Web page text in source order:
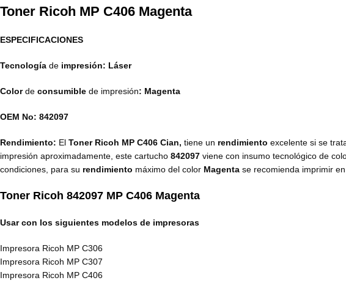
Toner Ricoh MP C406 Magenta
ESPECIFICACIONES
Tecnología de impresión: Láser
Colorde consumible de impresión: Magenta
OEM No: 842097
Rendimiento: El Toner Ricoh MP C406 Cian, tiene un rendimiento excelente si se
impresión aproximadamente, este cartucho 842097 viene con insumo tecnológico de
condiciones, para su rendimiento máximo del color Magenta se recomienda imprimir
Toner Ricoh 842097 MP C406 Magenta
Usar con los siguientes modelos de impresoras
Impresora Ricoh MP C306
Impresora Ricoh MP C307
Impresora Ricoh MP C406